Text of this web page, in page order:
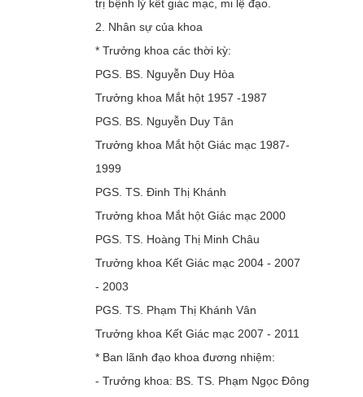
trị bệnh lý kết giác mạc, mi lệ đạo.
2. Nhân sự của khoa
* Trưởng khoa các thời kỳ:
PGS. BS. Nguyễn Duy Hòa
Trưởng khoa Mắt hột 1957 -1987
PGS. BS. Nguyễn Duy Tân
Trưởng khoa Mắt hột Giác mạc 1987-
1999
PGS. TS. Đinh Thị Khánh
Trưởng khoa Mắt hột Giác mạc 2000
PGS. TS. Hoàng Thị Minh Châu
Trưởng khoa Kết Giác mạc 2004 - 2007
- 2003
PGS. TS. Phạm Thị Khánh Vân
Trưởng khoa Kết Giác mạc 2007 - 2011
* Ban lãnh đạo khoa đương nhiệm:
- Trưởng khoa: BS. TS. Phạm Ngọc Đông